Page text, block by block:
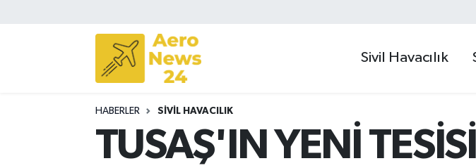
Sivil Havacılık
HABERLER SIVIL HAVACILIK
TUSAŞ'IN YENİ
Sivil Havacılık